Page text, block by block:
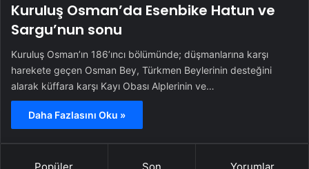
Kuruluş Osman’da Esenbike Hatun ve
Sargu’nun sonu
Kuruluş Osman’ın 186’ıncı bölümünde; düşmanlarına karşı
harekete geçen Osman Bey, Türkmen Beylerinin desteğini
alarak küffara karşı Kayı Obası Alplerinin ve…
Daha Fazlasını Oku »